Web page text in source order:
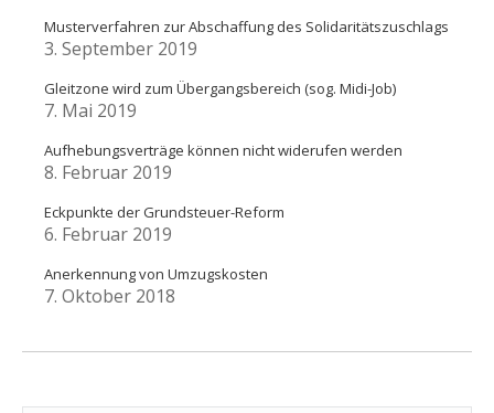
Musterverfahren zur Abschaffung des Solidaritätszuschlags
3. September 2019
Gleitzone wird zum Übergangsbereich (sog. Midi-Job)
7. Mai 2019
Aufhebungsverträge können nicht widerufen werden
8. Februar 2019
Eckpunkte der Grundsteuer-Reform
6. Februar 2019
Anerkennung von Umzugskosten
7. Oktober 2018